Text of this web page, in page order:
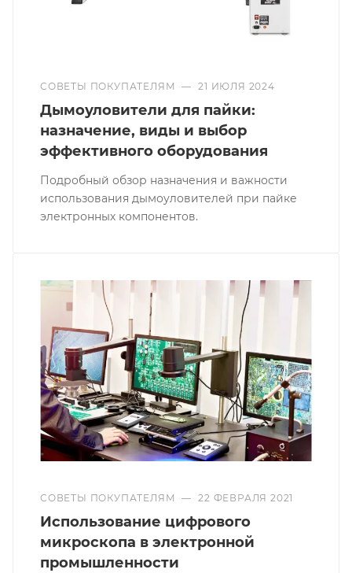
СОВЕТЫ ПОКУПАТЕЛЯМ — 21 ИЮЛЯ 2024
Дымоуловители для пайки:
назначение, виды и выбор
эффективного оборудования
Подробный обзор назначения и важности
использования дымоуловителей при пайке
электронных компонентов.
СОВЕТЫ ПОКУПАТЕЛЯМ — 22 ФЕВРАЛЯ 2021
Использование цифрового
микроскопа в электронной
промышленности